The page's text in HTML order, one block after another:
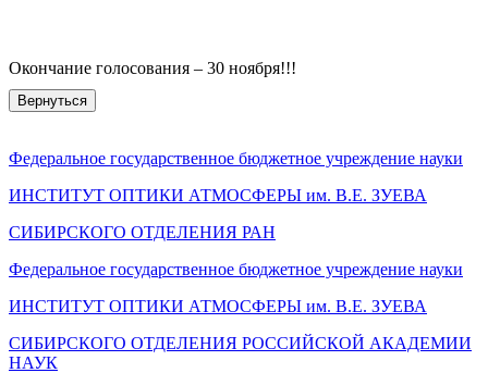
Окончание голосования – 30 ноября!!!
Вернуться
Федеральное государственное бюджетное учреждение науки
ИНСТИТУТ ОПТИКИ АТМОСФЕРЫ им. В.Е. ЗУЕВА
СИБИРСКОГО ОТДЕЛЕНИЯ РАН
Федеральное государственное бюджетное учреждение науки
ИНСТИТУТ ОПТИКИ АТМОСФЕРЫ им. В.Е. ЗУЕВА
СИБИРСКОГО ОТДЕЛЕНИЯ РОССИЙСКОЙ АКАДЕМИИ
НАУК